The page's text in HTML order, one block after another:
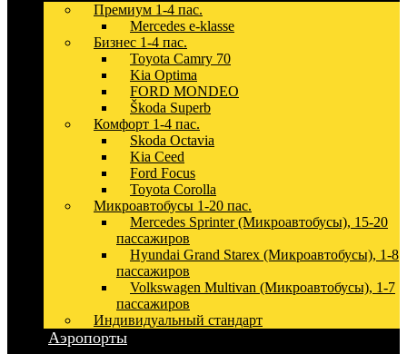
Премиум 1-4 пас.
Mercedes e-klasse
Бизнес 1-4 пас.
Toyota Camry 70
Kia Optima
FORD MONDEO
Škoda Superb
Комфорт 1-4 пас.
Skoda Octavia
Kia Ceed
Ford Focus
Toyota Corolla
Микроавтобусы 1-20 пас.
Mercedes Sprinter (Микроавтобусы), 15-20
пассажиров
Hyundai Grand Starex (Микроавтобусы), 1-8
пассажиров
Volkswagen Multivan (Микроавтобусы), 1-7
пассажиров
Индивидуальный стандарт
Аэропорты